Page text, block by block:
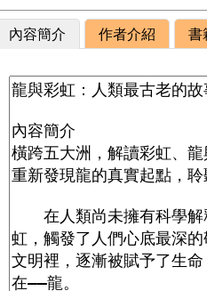
內容簡介 作者介紹 書